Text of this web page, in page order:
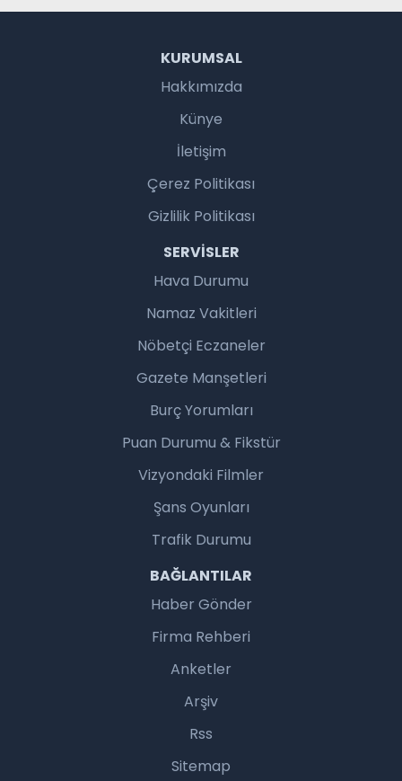
KURUMSAL
Hakkımızda
Künye
İletişim
Çerez Politikası
Gizlilik Politikası
SERVISLER
Hava Durumu
Namaz Vakitleri
Nöbetçi Eczaneler
Gazete Manşetleri
Burç Yorumları
Puan Durumu & Fikstür
Vizyondaki Filmler
Şans Oyunları
Trafik Durumu
BAĞLANTILAR
Haber Gönder
Firma Rehberi
Anketler
Arşiv
Rss
Sitemap